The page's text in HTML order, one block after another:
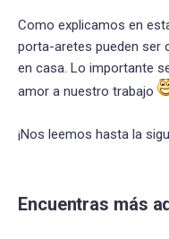
Como explicamos en
porta-aretes pueden ser
en casa. Lo importante
amor a nuestro trabajo
¡Nos leemos hasta la
Encuentras más